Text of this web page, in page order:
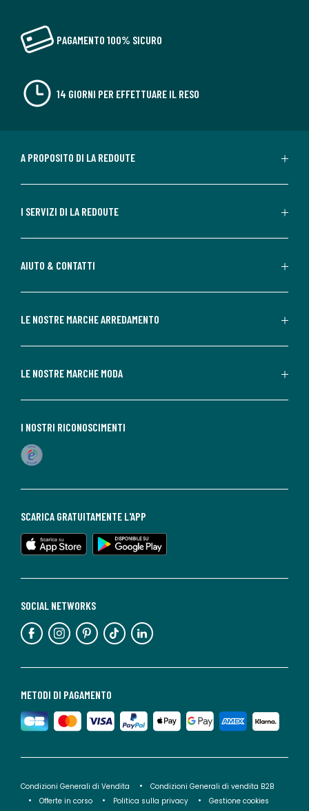
PAGAMENTO 100% SICURO
14 GIORNI PER EFFETTUARE IL RESO
A PROPOSITO DI LA REDOUTE
I SERVIZI DI LA REDOUTE
AIUTO & CONTATTI
LE NOSTRE MARCHE ARREDAMENTO
LE NOSTRE MARCHE MODA
METODI DI PAGAMENTO
SOCIAL NETWORKS
SCARICA GRATUITAMENTE L'APP
I NOSTRI RICONOSCIMENTI
Condizioni Generali di Vendita
Condizioni Generali di vendita B2B
Offerte in corso
Politica sulla privacy
Gestione cookies